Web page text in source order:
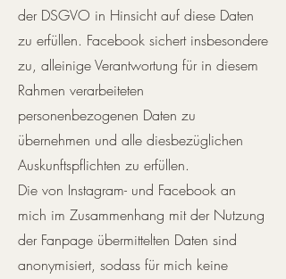
der DSGVO in Hinsicht auf diese Daten
zu erfüllen. Facebook sichert insbesondere
zu, alleinige Verantwortung für in diesem
Rahmen verarbeiteten
personenbezogenen Daten zu
übernehmen und alle diesbezüglichen
Auskunftspflichten zu erfüllen.
Die von Instagram- und Facebook an
mich im Zusammenhang mit der Nutzung
der Fanpage übermittelten Daten sind
anonymisiert, sodass für mich keine